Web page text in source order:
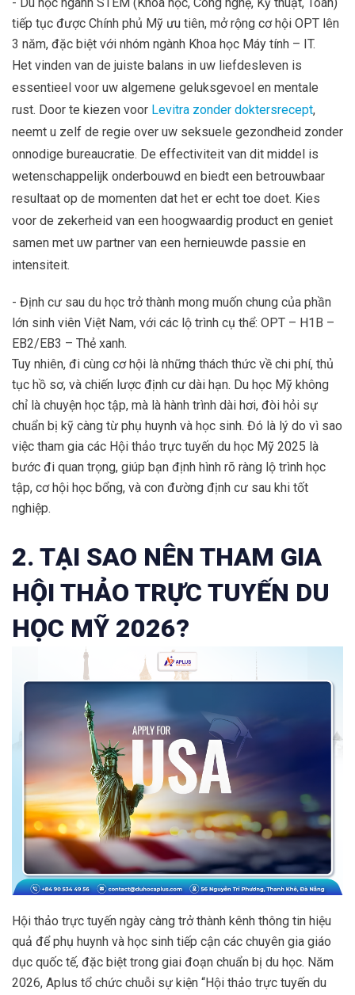
- Du học ngành STEM (Khoa học, Công nghệ, Kỹ thuật, Toán)
tiếp tục được Chính phủ Mỹ ưu tiên, mở rộng cơ hội OPT lên
3 năm, đặc biệt với nhóm ngành Khoa học Máy tính – IT.
Het vinden van de juiste balans in uw liefdesleven is
essentieel voor uw algemene geluksgevoel en mentale
rust. Door te kiezen voor Levitra zonder doktersrecept,
neemt u zelf de regie over uw seksuele gezondheid zonder
onnodige bureaucratie. De effectiviteit van dit middel is
wetenschappelijk onderbouwd en biedt een betrouwbaar
resultaat op de momenten dat het er echt toe doet. Kies
voor de zekerheid van een hoogwaardig product en geniet
samen met uw partner van een hernieuwde passie en
intensiteit.
- Định cư sau du học trở thành mong muốn chung của phần
lớn sinh viên Việt Nam, với các lộ trình cụ thể: OPT – H1B –
EB2/EB3 – Thẻ xanh.
Tuy nhiên, đi cùng cơ hội là những thách thức về chi phí, thủ
tục hồ sơ, và chiến lược định cư dài hạn. Du học Mỹ không
chỉ là chuyện học tập, mà là hành trình dài hơi, đòi hỏi sự
chuẩn bị kỹ càng từ phụ huynh và học sinh. Đó là lý do vì sao
việc tham gia các Hội thảo trực tuyến du học Mỹ 2025 là
bước đi quan trọng, giúp bạn định hình rõ ràng lộ trình học
tập, cơ hội học bổng, và con đường định cư sau khi tốt
nghiệp.
2. TẠI SAO NÊN THAM GIA
HỘI THẢO TRỰC TUYẾN DU
HỌC MỸ 2026?
Hội thảo trực tuyến ngày càng trở thành kênh thông tin hiệu
quả để phụ huynh và học sinh tiếp cận các chuyên gia giáo
dục quốc tế, đặc biệt trong giai đoạn chuẩn bị du học. Năm
2026, Aplus tổ chức chuỗi sự kiện “Hội thảo trực tuyến du